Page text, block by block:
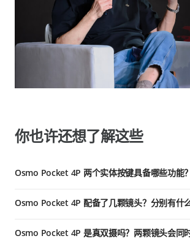
你也许还想了解这些
Osmo Pocket 4P 两个实体按键具备哪些功能？
单击：切换 1 倍或 3 倍变焦（当前为 1 倍时，
Osmo Pocket 4P 配备了几颗镜头？分别有什
的常用焦段，一机即可满足多样化的拍摄需求
Osmo Pocket 4P 是真双摄吗？两颗镜头会同